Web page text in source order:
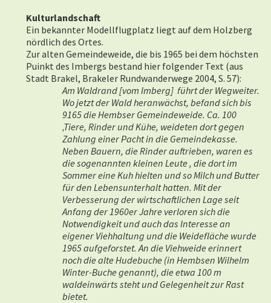
Kulturlandschaft
Ein bekannter Modellflugplatz liegt auf dem Holzberg
nördlich des Ortes.
Zur alten Gemeindeweide, die bis 1965 bei dem höchsten
Puinkt des Imbergs bestand hier folgender Text (aus
Stadt Brakel, Brakeler Rundwanderwege 2004, S. 57):
Am Waldrand[vom Imberg] führt der Wegweiter.
Wo jetzt der Wald heranwächst, befand sich bis
9165 die Hembser Gemeindeweide. Ca. 100
‚Tiere, Rinder und Kühe, weideten dort gegen
Zahlung einer Pacht in die Gemeindekasse.
Neben Bauern, die Rinder auftrieben, waren es
die sogenannten kleinen Leute , die dort im
Sommer eine Kuh hielten und so Milch und Butter
für den Lebensunterhalt hatten. Mit der
Verbesserung der wirtschaftlichen Lage seit
Anfang der 1960er Jahre verloren sich die
Notwendigkeit und auch das Interesse an
eigener Viehhaltung und die Weidefläche wurde
1965 aufgeforstet. An die Viehweide erinnert
noch die alte Hudebuche (in Hembsen Wilhelm
Winter-Buche genannt), die etwa 100 m
waldeinwärts steht und Gelegenheit zur Rast
bietet.